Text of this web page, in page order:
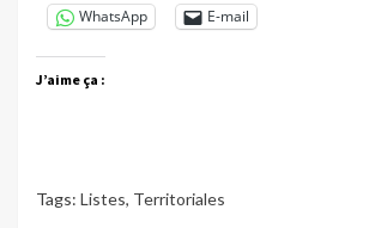
WhatsApp
E-mail
J’aime ça :
Tags: Listes, Territoriales